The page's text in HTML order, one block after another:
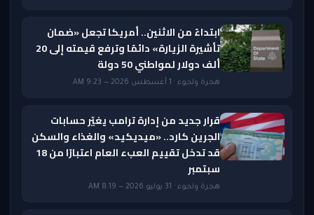
ابتداءً من الاثنين.. أمريكا تجعل «ضمان
تأشيرة الزيارة» دائمًا وترفع قيمته إلى 20
ألف دولار لمواطني 50 دولة
هجرة ولجوء · 1 أغسطس 2026 — 9:23 AM
قرار جديد من إدارة ترامب يغيّر حسابات
الجرين كارد.. «ميديكيد» والغذاء والسكن
قد تدخل تقييم العبء العام اعتبارًا من 18
سبتمبر
هجرة ولجوء · 31 يوليو 2026 — 8:19 AM